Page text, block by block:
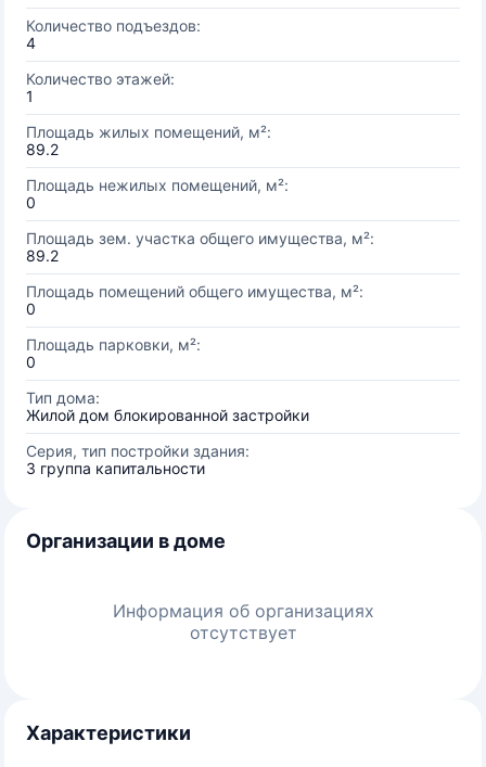
Количество подъездов:
4
Количество этажей:
1
Площадь жилых помещений, м²:
89.2
Площадь нежилых помещений, м²:
0
Площадь зем. участка общего имущества, м²:
89.2
Площадь помещений общего имущества, м²:
0
Площадь парковки, м²:
0
Тип дома:
Жилой дом блокированной застройки
Серия, тип постройки здания:
3 группа капитальности
Организации в доме
Информация об организациях
отсутствует
Характеристики